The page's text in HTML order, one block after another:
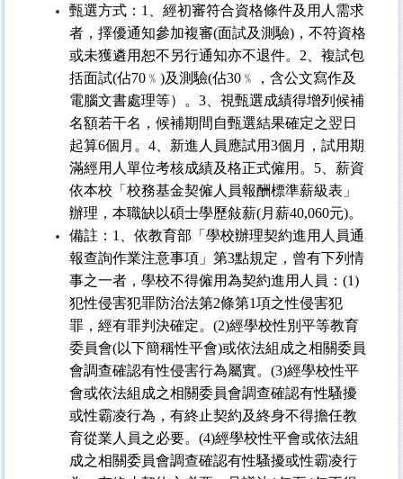
甄選方式：1、經初審符合資格條件及用人需求
者，擇優通知參加複審(面試及測驗)，不符資格
或未獲遴用恕不另行通知亦不退件。2、複試包
括面試(佔70﹪)及測驗(佔30﹪，含公文寫作及
電腦文書處理等）。3、視甄選成績得增列候補
名額若干名，候補期間自甄選結果確定之翌日
起算6個月。4、新進人員應試用3個月，試用期
滿經用人單位考核成績及格正式僱用。5、薪資
依本校「校務基金契僱人員報酬標準薪級表」
辦理，本職缺以碩士學歷敍薪(月薪40,060元)。
備註：1、依教育部「學校辦理契約進用人員通
報查詢作業注意事項」第3點規定，曾有下列情
事之一者，學校不得僱用為契約進用人員：(1)
犯性侵害犯罪防治法第2條第1項之性侵害犯
罪，經有罪判決確定。(2)經學校性別平等教育
委員會(以下簡稱性平會)或依法組成之相關委員
會調查確認有性侵害行為屬實。(3)經學校性平
會或依法組成之相關委員會調查確認有性騷擾
或性霸凌行為，有終止契約及終身不得擔任教
育從業人員之必要。(4)經學校性平會或依法組
成之相關委員會調查確認有性騷擾或性霸凌行